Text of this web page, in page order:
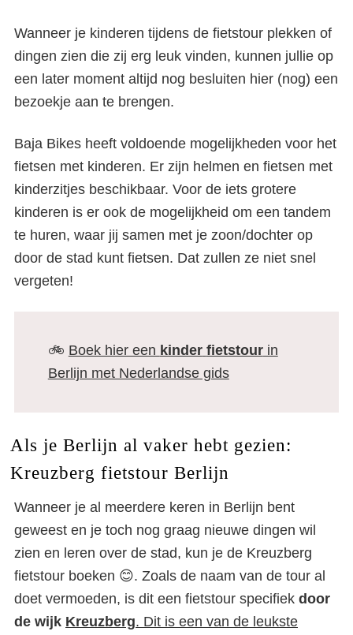
Wanneer je kinderen tijdens de fietstour plekken of
dingen zien die zij erg leuk vinden, kunnen jullie op
een later moment altijd nog besluiten hier (nog) een
bezoekje aan te brengen.
Baja Bikes heeft voldoende mogelijkheden voor het
fietsen met kinderen. Er zijn helmen en fietsen met
kinderzitjes beschikbaar. Voor de iets grotere
kinderen is er ook de mogelijkheid om een tandem
te huren, waar jij samen met je zoon/dochter op
door de stad kunt fietsen. Dat zullen ze niet snel
vergeten!
🚲 Boek hier een kinder fietstourin
Berlijn met Nederlandse gids
Als je Berlijn al vaker hebt gezien:
Kreuzberg fietstour Berlijn
Wanneer je al meerdere keren in Berlijn bent
geweest en je toch nog graag nieuwe dingen wil
zien en leren over de stad, kun je de Kreuzberg
fietstour boeken 😊. Zoals de naam van de tour al
doet vermoeden, is dit een fietstour specifiek door
de wijk Kreuzberg. Dit is een van de leukste